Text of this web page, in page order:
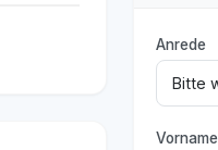
Anrede
Vorname